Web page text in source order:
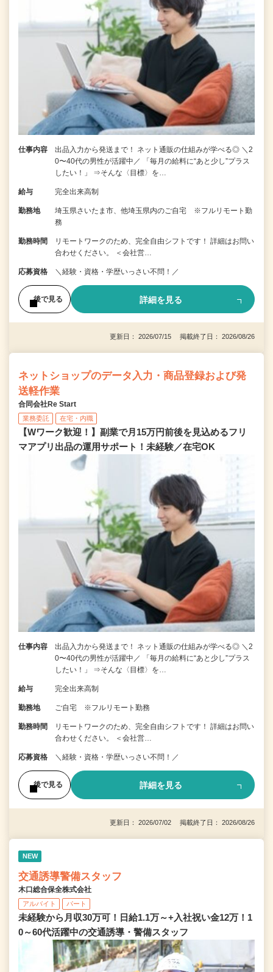
仕事内容
出品入力から発送まで！ ネット通販の仕組みが学べる◎ ＼2
0〜40代の男性が活躍中／ 「毎月の給料に“あと少し”プラス
したい！」 ⇒そんな〈目標〉を…
給与 完全出来高制
勤務地
埼玉県さいたま市、他埼玉県内のご自宅 ※フルリモート勤
務
勤務時間
リモートワークのため、完全自由シフトです！ 詳細はお問い
合わせください。 ＜会社営…
応募資格 ＼経験・資格・学歴いっさい不問！／
後で見る 詳細を見る
更新日： 2026/07/15 掲載終了日： 2026/08/26
ネットショップのデータ入力・商品登録および発
送軽作業
合同会社Re Start
業務委託 在宅・内職
【Wワーク歓迎！】副業で月15万円前後を見込めるフリ
マアプリ出品の運用サポート！未経験／在宅OK
仕事内容
出品入力から発送まで！ ネット通販の仕組みが学べる◎ ＼2
0〜40代の男性が活躍中／ 「毎月の給料に“あと少し”プラス
したい！」 ⇒そんな〈目標〉を…
給与 完全出来高制
勤務地 ご自宅 ※フルリモート勤務
勤務時間
リモートワークのため、完全自由シフトです！ 詳細はお問い
合わせください。 ＜会社営…
応募資格 ＼経験・資格・学歴いっさい不問！／
後で見る 詳細を見る
更新日： 2026/07/02 掲載終了日： 2026/08/26
NEW
交通誘導警備スタッフ
木口総合保全株式会社
アルバイト パート
未経験から月収30万可！日給1.1万～+入社祝い金12万！1
0～60代活躍中の交通誘導・警備スタッフ